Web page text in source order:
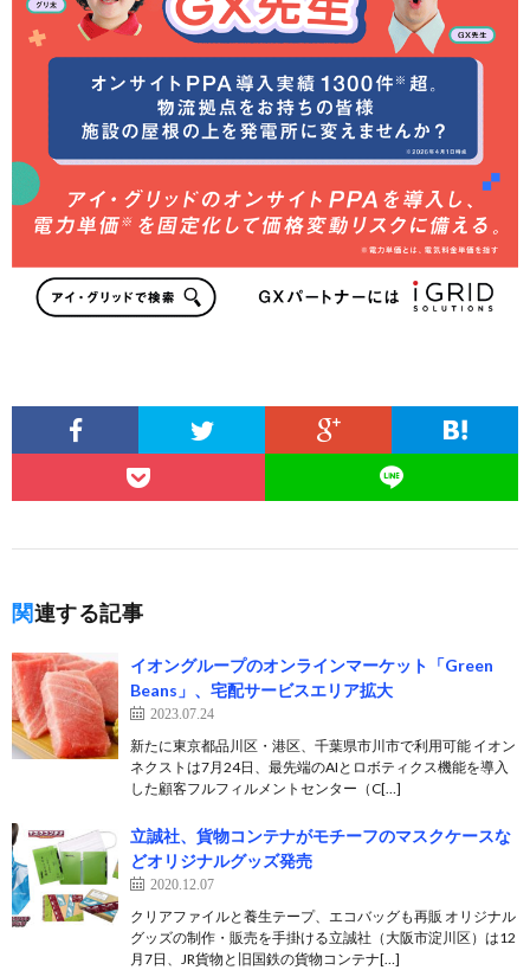
関連する記事
イオングループのオンラインマーケット「Green
Beans」、宅配サービスエリア拡大
2023.07.24
新たに東京都品川区・港区、千葉県市川市で利用可能 イオン
ネクストは7月24日、最先端のAIとロボティクス機能を導入
した顧客フルフィルメントセンター（C[…]
立誠社、貨物コンテナがモチーフのマスクケースな
どオリジナルグッズ発売
2020.12.07
クリアファイルと養生テープ、エコバッグも再販 オリジナル
グッズの制作・販売を手掛ける立誠社（大阪市淀川区）は12
月7日、JR貨物と旧国鉄の貨物コンテナ[…]